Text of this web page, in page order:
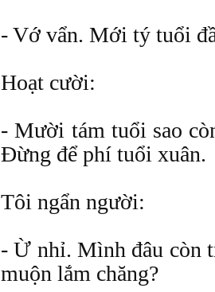
- Vớ vẩn. Mới tý tuổi
Hoạt cười:
- Mười tám tuổi sao
Đừng để phí tuổi xuân.
Tôi ngẩn người:
- Ừ nhỉ. Mình đâu còn
muộn lắm chăng?